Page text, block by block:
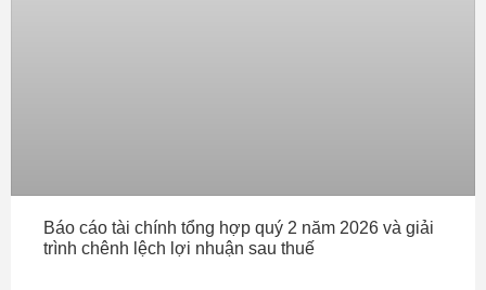
Báo cáo tài chính tổng hợp quý 2 năm 2026 và giải
trình chênh lệch lợi nhuận sau thuế